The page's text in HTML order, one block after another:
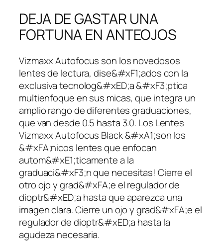
DEJA DE GASTAR UNA
FORTUNA EN ANTEOJOS
Vizmaxx Autofocus son los novedosos
lentes de lectura, dise&#xF1;ados con la
exclusiva tecnolog&#xED;a &#xF3;ptica
multienfoque en sus micas, que integra un
amplio rango de diferentes graduaciones,
que van desde 0.5 hasta 3.0. Los Lentes
Vizmaxx Autofocus Black &#xA1;son los
&#xFA;nicos lentes que enfocan
autom&#xE1;ticamente a la
graduaci&#xF3;n que necesitas! Cierre el
otro ojo y grad&#xFA;e el regulador de
dioptr&#xED;a hasta que aparezca una
imagen clara. Cierre un ojo y grad&#xFA;e el
regulador de dioptr&#xED;a hasta la
agudeza necesaria.